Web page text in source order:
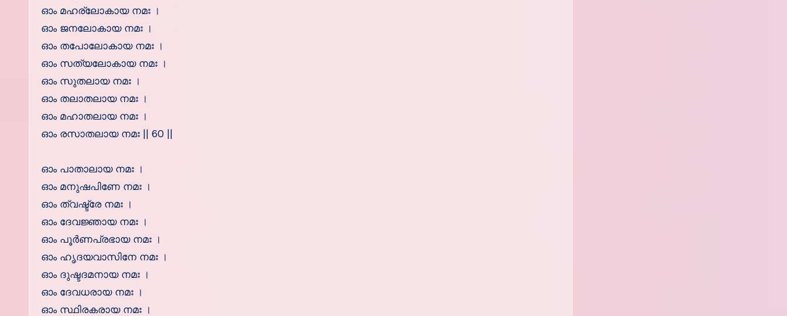
ഓം മഹര്ലോകായ നമഃ ।
ഓം ജനലോകായ നമഃ ।
ഓം തപോലോകായ നമഃ ।
ഓം സത്യലോകായ നമഃ ।
ഓം സുതലായ നമഃ ।
ഓം തലാതലായ നമഃ ।
ഓം മഹാതലായ നമഃ ।
ഓം രസാതലായ നമഃ || 60 ||
ഓം പാതാലായ നമഃ ।
ഓം മനുഷപിണേ നമഃ ।
ഓം ത്വഷ്ട്രേ നമഃ ।
ഓം ദേവജ്ഞായ നമഃ ।
ഓം പൂര്‍ണപ്രഭായ നമഃ ।
ഓം ഹൃദയവാസിനേ നമഃ ।
ഓം ദുഷ്ടദമനായ നമഃ ।
ഓം ദേവധരായ നമഃ ।
ഓം സ്ഥിരകരായ നമഃ ।